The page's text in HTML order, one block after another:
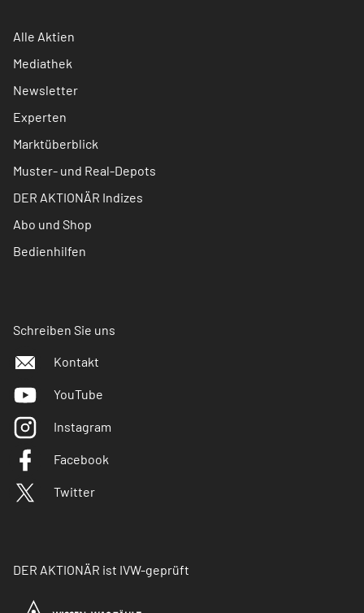
Alle Aktien
Mediathek
Newsletter
Experten
Marktüberblick
Muster- und Real-Depots
DER AKTIONÄR Indizes
Abo und Shop
Bedienhilfen
Schreiben Sie uns
Kontakt
YouTube
Instagram
Facebook
Twitter
DER AKTIONÄR ist IVW-geprüft